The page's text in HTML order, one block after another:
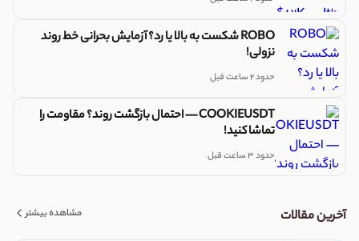
ROBO شکست به بالا یا رد؟ آزمایش بحرانی خط روند
نزولی!
حدود 2 ساعت قبل
COOKIEUSDT — احتمال بازگشت روند؟ مقاومت را
تماشا کنید!
حدود 3 ساعت قبل
آخرین مقالات مشاهده بیشتر